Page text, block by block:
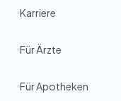
Karriere
Für Ärzte
Für Apotheken